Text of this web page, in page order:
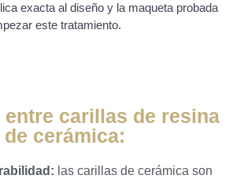
exacta al diseño y la maqueta probada
este tratamiento.
carillas de resina
de cerámica:
las carillas de cerámica son